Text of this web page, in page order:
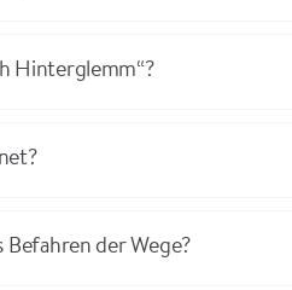
Hinterglemm“?
Befahren der Wege?